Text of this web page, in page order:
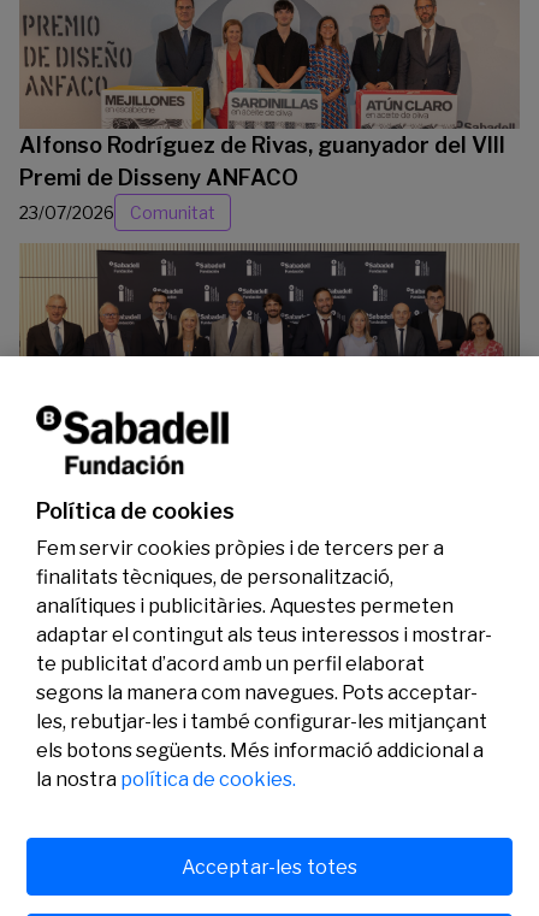
Alfonso Rodríguez de Rivas, guanyador del VIII
Premi de Disseny ANFACO
23/07/2026 Comunitat
La Fundació Banc Sabadell reconeix a dos
investigadors en els àmbits de l’edició del
genoma i l’energia neta
Legal
Avís legal
Activitat
Convocatòries
Social
Política de cookies
Fem servir cookies pròpies i de tercers per a
finalitats tècniques, de personalització,
analítiques i publicitàries. Aquestes permeten
adaptar el contingut als teus interessos i mostrar-
te publicitat d’acord amb un perfil elaborat
segons la manera com navegues. Pots acceptar-
les, rebutjar-les i també configurar-les mitjançant
els botons següents. Més informació addicional a
la nostra política de cookies.
Acceptar-les totes